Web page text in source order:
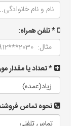
* تلفن همراه:
* تعداد یا مقدار
نحوه تماس